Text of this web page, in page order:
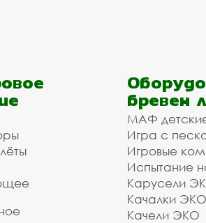
бревен
МАФ
Игра с
Игровые
Испытание
Карусели
Качалки ЭКО
Качели ЭКО